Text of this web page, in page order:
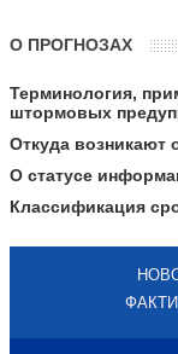
О ПРОГНОЗАХ
Терминология,
штормовых
Откуда возникают
О статусе
Классификация